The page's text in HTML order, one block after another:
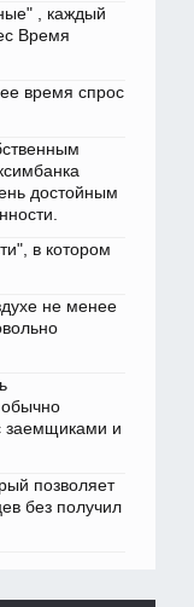
, каждый
Время
время спрос
достойным
в котором
не менее
обычно
заемщиками и
позволяет
без получил